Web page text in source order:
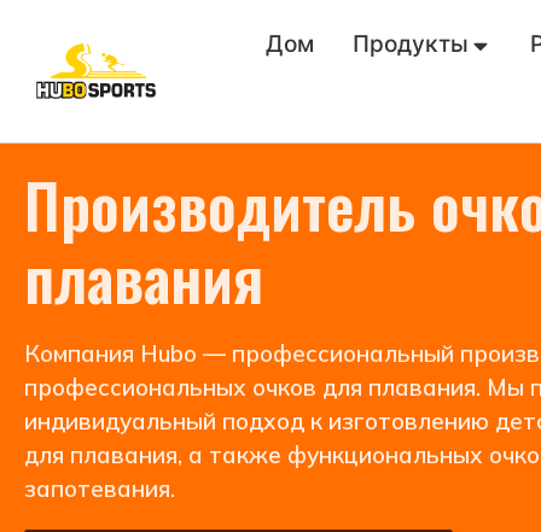
Дом Продукты
Производитель
плавания
Компания Hubo — профессиональный
профессиональных очков для плавания. Мы
индивидуальный подход к изготовлению
для плавания, а также функциональных
запотевания.